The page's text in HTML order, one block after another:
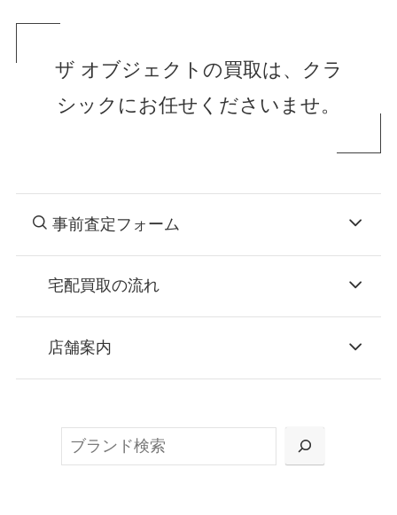
ザ オブジェクトの買取は、クラ
シックにお任せくださいませ。
事前査定フォーム
宅配買取の流れ
お申込み
または梱包材不要の「集荷申込」からお選び
店舗案内